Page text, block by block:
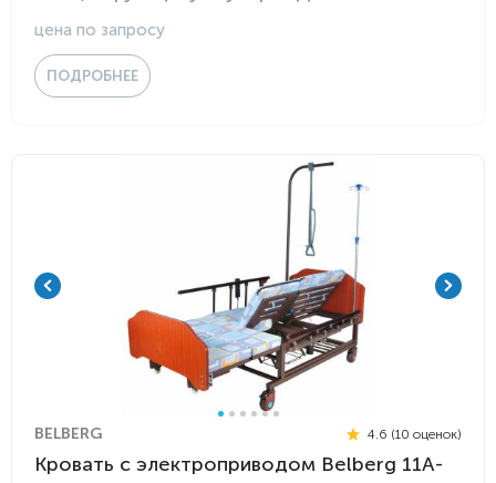
цена по запросу
ПОДРОБНЕЕ
BELBERG 4.6 (10 оценок)
Кровать с электроприводом Belberg 11A-